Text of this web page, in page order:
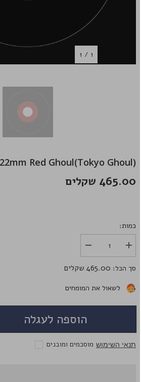
1
/
1
22mm Red Ghoul(Tokyo Ghoul)
465.00 שקלים
כמות:
את
הכמות
עבור
Red
הגדל
את
עבור
Red
Ghoul(Tokyo
סך הכל: 465.00 שקלים
לשאול את המומחים
הוספה לעגלה
מוסכמים ומובנים תנאי השימוש